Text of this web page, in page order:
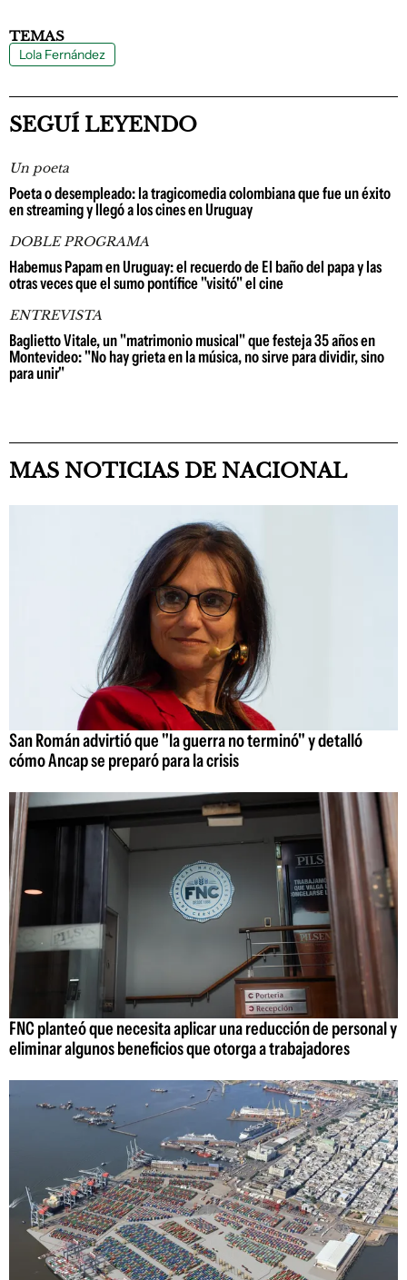
TEMAS
Lola Fernández
SEGUÍ LEYENDO
Un poeta
Poeta o desempleado: la tragicomedia colombiana que fue un éxito
en streaming y llegó a los cines en Uruguay
DOBLE PROGRAMA
Habemus Papam en Uruguay: el recuerdo de El baño del papa y las
otras veces que el sumo pontífice "visitó" el cine
ENTREVISTA
Baglietto Vitale, un "matrimonio musical" que festeja 35 años en
Montevideo: "No hay grieta en la música, no sirve para dividir, sino
para unir"
MAS NOTICIAS DE NACIONAL
San Román advirtió que "la guerra no terminó" y detalló
cómo Ancap se preparó para la crisis
FNC planteó que necesita aplicar una reducción de personal y
eliminar algunos beneficios que otorga a trabajadores